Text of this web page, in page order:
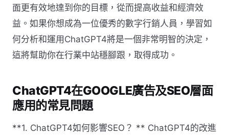
面更有效地達到你的目標，從而提高收益和經濟效
益。如果你想成為一位優秀的數字行銷人員，學習如
何分析和運用ChatGPT4將是一個非常明智的決定，
這將幫助你在行業中站穩腳跟，取得成功。
ChatGPT4在GOOGLE廣告及SEO層面
應用的常見問題
**1. ChatGPT4如何影響SEO？ ** ChatGPT4的改進